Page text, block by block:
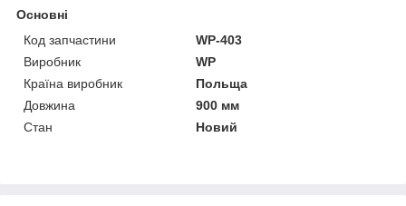
Основні
Код запчастини
WP-403
Виробник
WP
Країна виробник
Польща
Довжина
900 мм
Стан
Новий